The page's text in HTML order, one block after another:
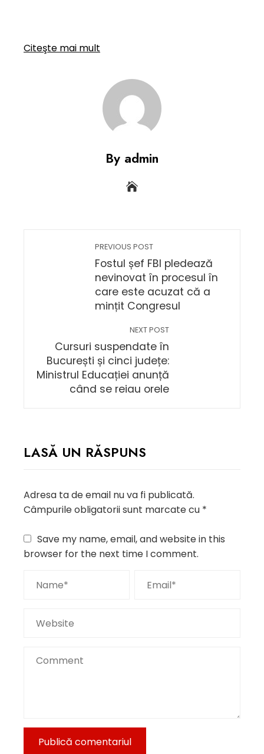
Citeşte mai mult
By admin
PREVIOUS POST
Fostul șef FBI pledează
nevinovat în procesul în
care este acuzat că a
mințit Congresul
NEXT POST
Cursuri suspendate în
București și cinci județe:
Ministrul Educației anunță
când se reiau orele
LASĂ UN RĂSPUNS
Adresa ta de email nu va fi publicată.
Câmpurile obligatorii sunt marcate cu *
Save my name, email, and website in this
browser for the next time I comment.